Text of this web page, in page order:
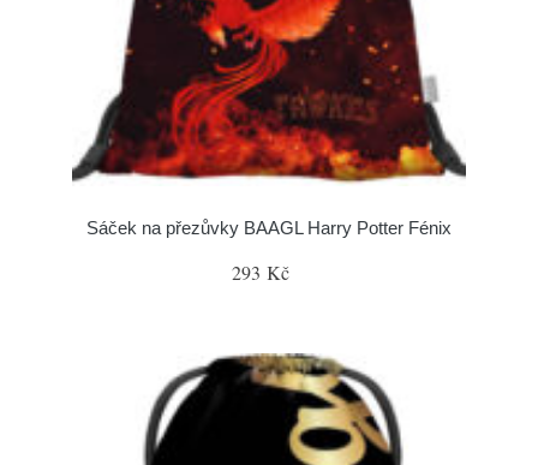
Sáček na přezůvky BAAGL Harry Potter Fénix
293 Kč